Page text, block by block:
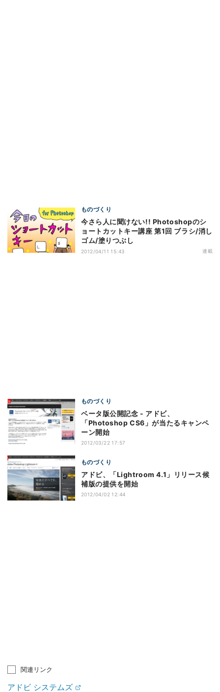
ものづくり
今さら人に聞けない!! Photoshopのシ
ョートカットキー講座 第1回 ブラシ/消し
ゴム/塗りつぶし
2012/04/11 15:43 連載
ものづくり
ベータ版公開記念 - アドビ、
「Photoshop CS6」が当たるキャンペ
ーン開始
2012/03/22 17:57
ものづくり
アドビ、「Lightroom 4.1」リリース候
補版の提供を開始
2012/04/02 12:44
関連リンク
アドビ システムズ